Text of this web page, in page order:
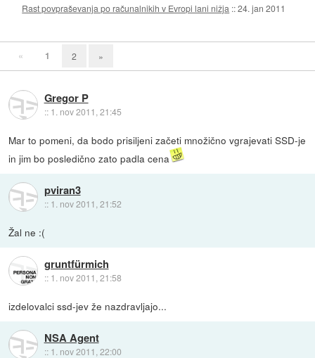
Rast povpraševanja po računalnikih v Evropi lani nižja ::24. jan 2011
« 1 2 »
Gregor P
:: 1. nov 2011, 21:45
Mar to pomeni, da bodo prisiljeni začeti množično vgrajevati SSD-je
in jim bo posledično zato padla cena
pviran3
:: 1. nov 2011, 21:52
Žal ne :(
gruntfürmich
:: 1. nov 2011, 21:58
izdelovalci ssd-jev že nazdravljajo...
NSA Agent
:: 1. nov 2011, 22:00